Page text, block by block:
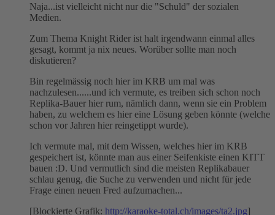
Naja...ist vielleicht nicht nur die "Schuld" der sozialen
Medien.
Zum Thema Knight Rider ist halt irgendwann einmal alles
gesagt, kommt ja nix neues. Worüber sollte man noch
diskutieren?
Bin regelmässig noch hier im KRB um mal was
nachzulesen......und ich vermute, es treiben sich schon noch
Replika-Bauer hier rum, nämlich dann, wenn sie ein Problem
haben, zu welchem es hier eine Lösung geben könnte (welche
schon vor Jahren hier reingetippt wurde).
Ich vermute mal, mit dem Wissen, welches hier im KRB
gespeichert ist, könnte man aus einer Seifenkiste einen KITT
bauen :D. Und vermutlich sind die meisten Replikabauer
schlau genug, die Suche zu verwenden und nicht für jede
Frage einen neuen Fred aufzumachen...
[Blockierte Grafik: http://karaoke-total.ch/images/ta2.jpg]